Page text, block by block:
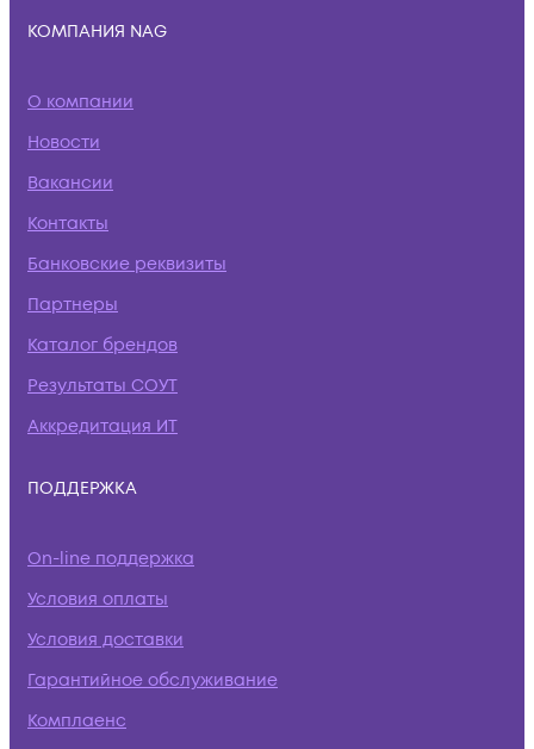
КОМПАНИЯ NAG
О компании
Новости
Вакансии
Контакты
Банковские реквизиты
Партнеры
Каталог брендов
Результаты СОУТ
Аккредитация ИТ
ПОДДЕРЖКА
On-line поддержка
Условия оплаты
Условия доставки
Гарантийное обслуживание
Комплаенс